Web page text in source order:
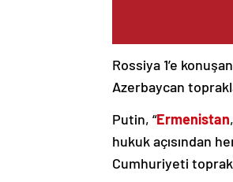
Rossiya 1’e
Azerbaycan
Putin, “Ermenistan
hukuk açısından
Cumhuriyeti